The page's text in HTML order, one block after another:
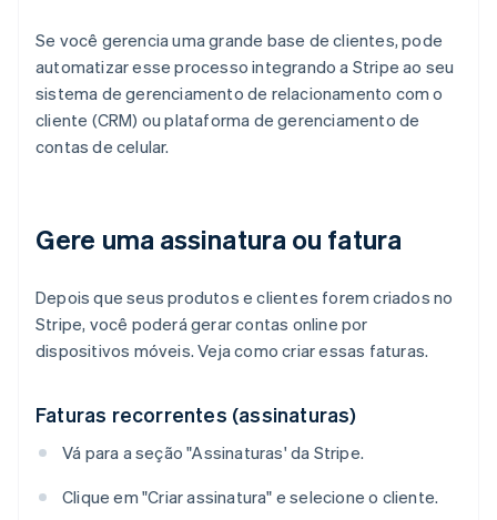
Se você gerencia uma grande base de clientes, pode
automatizar esse processo integrando a Stripe ao seu
sistema de gerenciamento de relacionamento com o
cliente (CRM) ou plataforma de gerenciamento de
contas de celular.
Gere uma assinatura ou fatura
Depois que seus produtos e clientes forem criados no
Stripe, você poderá gerar contas online por
dispositivos móveis. Veja como criar essas faturas.
Faturas recorrentes (assinaturas)
Vá para a seção "Assinaturas' da Stripe.
Clique em "Criar assinatura" e selecione o cliente.